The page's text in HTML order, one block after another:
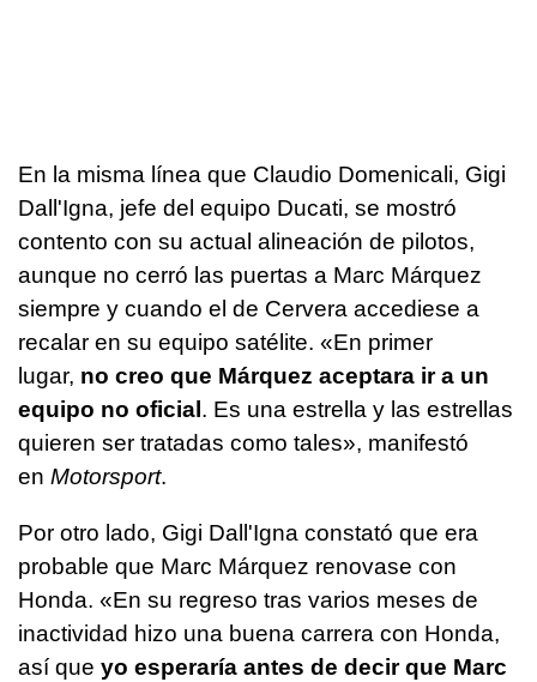
En la misma línea que Claudio Domenicali, Gigi
Dall'Igna, jefe del equipo Ducati, se mostró
contento con su actual alineación de pilotos,
aunque no cerró las puertas a Marc Márquez
siempre y cuando el de Cervera accediese a
recalar en su equipo satélite. «En primer
lugar, no creo que Márquez aceptara ir a un
equipo no oficial. Es una estrella y las estrellas
quieren ser tratadas como tales», manifestó
en Motorsport.
Por otro lado, Gigi Dall'Igna constató que era
probable que Marc Márquez renovase con
Honda. «En su regreso tras varios meses de
inactividad hizo una buena carrera con Honda,
así que yo esperaría antes de decir que Marc